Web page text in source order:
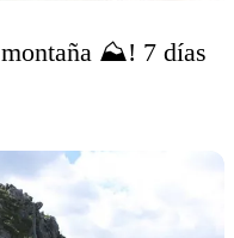
⛰️! 7 días